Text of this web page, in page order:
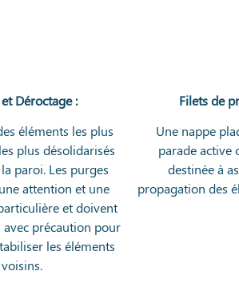
Déroctage :
éléments les plus
plus désolidarisés
paroi. Les purges
attention et une
et doivent
avec précaution pour
les éléments
voisins.
Filets de
Une nappe
parade active
destinée à
propagation des